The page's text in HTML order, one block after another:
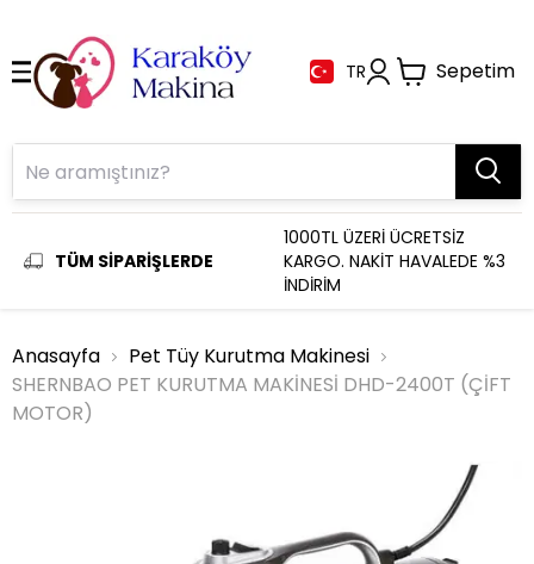
TR Sepetim
TÜM SİPARİŞLERDE
1000TL ÜZERİ ÜCRETSİZ
KARGO. NAKİT HAVALEDE %3
İNDİRİM
Anasayfa
Pet Tüy Kurutma Makinesi
SHERNBAO PET KURUTMA MAKİNESİ DHD-2400T (ÇİFT
MOTOR)